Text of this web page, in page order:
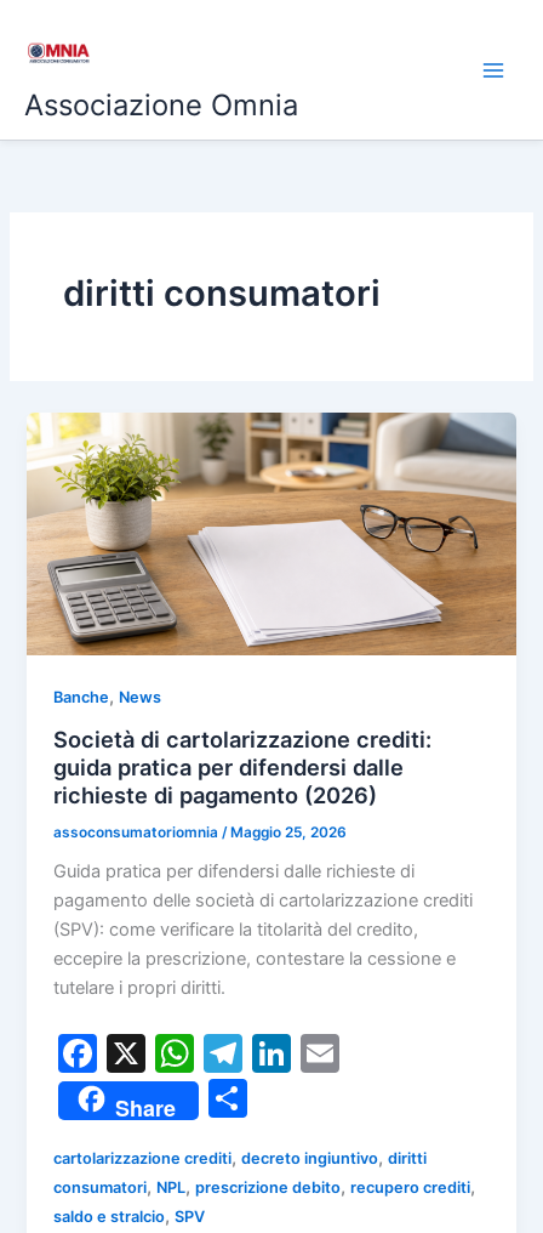
Associazione Omnia
diritti consumatori
Banche, News
Società di cartolarizzazione crediti:
guida pratica per difendersi dalle
richieste di pagamento (2026)
assoconsumatoriomnia /Maggio 25, 2026
Guida pratica per difendersi dalle richieste di
pagamento delle società di cartolarizzazione crediti
(SPV): come verificare la titolarità del credito,
eccepire la prescrizione, contestare la cessione e
tutelare i propri diritti.
F
a
c
e
b
X
W
h
at
s
A
T
el
e
gr
a
Li
e
dI
l
Share
n
cartolarizzazione crediti,decreto ingiuntivo,diritti
consumatori, NPL,prescrizione debito,recupero crediti,
saldo e stralcio,SPV